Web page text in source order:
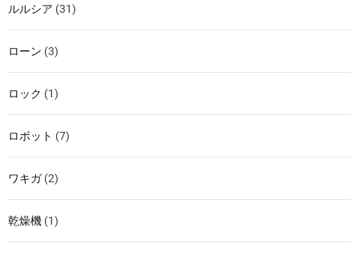
ルルシア (31)
ローン (3)
ロック (1)
ロボット (7)
ワキガ(2)
乾燥機 (1)